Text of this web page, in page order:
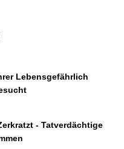
Lebensgefährlich
- Tatverdächtige